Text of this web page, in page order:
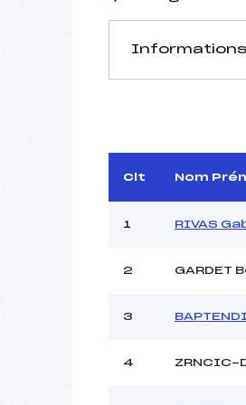
Informations
Arbitre :
Assistant :
MANCHE 1
Heure de départ :
Ouvreurs A :
Clt Nom
1 RIVAS
2 GARDET
3
4 ZRNCIC-